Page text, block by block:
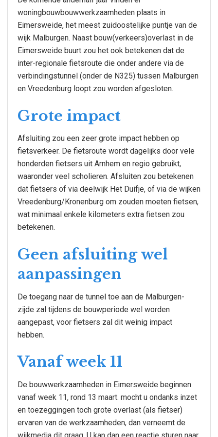
woningbouwbouwwerkzaamheden plaats in
Eimersweide, het meest zuidoostelijke puntje van de
wijk Malburgen. Naast bouw(verkeers)overlast in de
Eimersweide buurt zou het ook betekenen dat de
inter-regionale fietsroute die onder andere via de
verbindingstunnel (onder de N325) tussen Malburgen
en Vreedenburg loopt zou worden afgesloten.
Grote impact
Afsluiting zou een zeer grote impact hebben op
fietsverkeer. De fietsroute wordt dagelijks door vele
honderden fietsers uit Arnhem en regio gebruikt,
waaronder veel scholieren. Afsluiten zou betekenen
dat fietsers of via deelwijk Het Duifje, of via de wijken
Vreedenburg/Kronenburg om zouden moeten fietsen,
wat minimaal enkele kilometers extra fietsen zou
betekenen.
Geen afsluiting wel
aanpassingen
De toegang naar de tunnel toe aan de Malburgen-
zijde zal tijdens de bouwperiode wel worden
aangepast, voor fietsers zal dit weinig impact
hebben.
Vanaf week 11
De bouwwerkzaamheden in Eimersweide beginnen
vanaf week 11, rond 13 maart. mocht u ondanks inzet
en toezeggingen toch grote overlast (als fietser)
ervaren van de werkzaamheden, dan verneemt de